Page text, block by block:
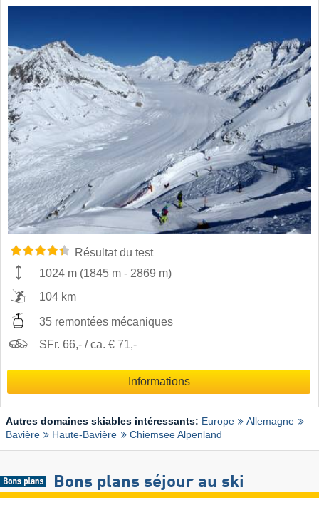
Résultat du test
1024 m (1845 m - 2869 m)
104 km
35 remontées mécaniques
SFr. 66,- / ca. € 71,-
Informations
Autres domaines skiables intéressants: Europe
Allemagne
Bavière
Haute-Bavière Chiemsee Alpenland
Bons plans séjour au ski